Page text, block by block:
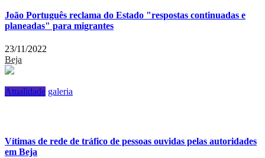
João Português reclama do Estado "respostas continuadas e
planeadas" para migrantes
23/11/2022
Beja
Atualidade galeria
Vítimas de rede de tráfico de pessoas ouvidas pelas autoridades
em Beja